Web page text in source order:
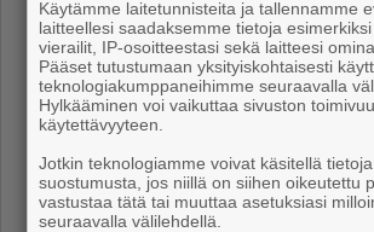
– Eri­tyi­ses­ti kan­nat­taa te­ko­ä­lyä
ti­soi­maan ru­tii­ni­työt. Ih­mi­nen luo
aut­taa. It­se esi­mer­kik­si käy­tän
oi­den opis­ke­lus­sa. Te­ko­ä­ly aut­taa
mään mo­ni­mut­kai­sia kon­sep­te­ja ja
lyn kans­sa jo­kai­nen löy­tää omat
no­peut­taa töi­tä, jol­loin it­se voi
Käytämme laitetunnisteita ja tallennamme
laitteellesi saadaksemme tietoja
vierailit, IP-osoitteestasi sekä laitteesi
Pääset tutustumaan yksityiskohtaisesti
teknologiakumppaneihimme seuraavalla
Hylkääminen voi vaikuttaa sivuston
käytettävyyteen.
Jotkin teknologiamme voivat käsitellä
suostumusta, jos niillä on siihen oikeutettu
vastustaa tätä tai muuttaa asetuksiasi
seuraavalla välilehdellä.